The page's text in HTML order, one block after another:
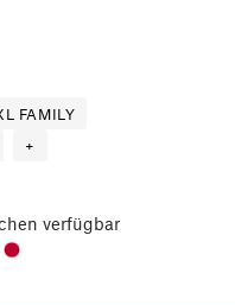
FAMILY
+
verfügbar